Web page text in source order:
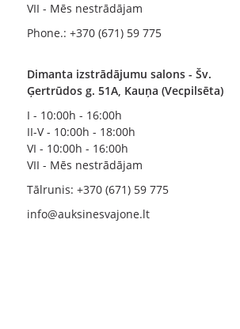
VII - Mēs nestrādājam
Phone.: +370 (671) 59 775
Dimanta izstrādājumu salons - Šv.
Ģertrūdos g. 51A, Kauņa (Vecpilsēta)
I - 10:00h - 16:00h
II-V - 10:00h - 18:00h
VI - 10:00h - 16:00h
VII - Mēs nestrādājam
Tālrunis: +370 (671) 59 775
info@auksinesvajone.lt